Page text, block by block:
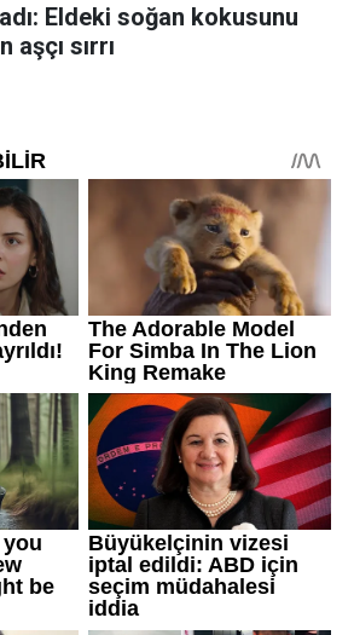
Eldeki soğan kokusunu
aşçı sırrı